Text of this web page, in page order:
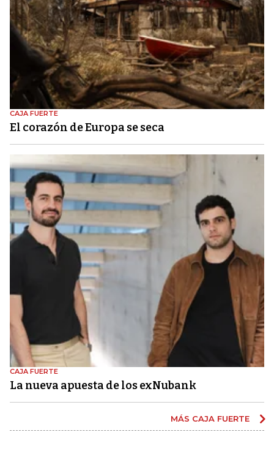
CAJA FUERTE
El corazón de Europa se seca
CAJA FUERTE
La nueva apuesta de los exNubank
MÁS CAJA FUERTE